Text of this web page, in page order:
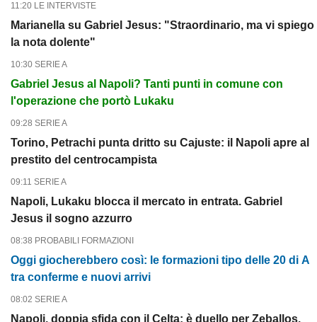
11:20 LE INTERVISTE
Marianella su Gabriel Jesus: "Straordinario, ma vi spiego
la nota dolente"
10:30 SERIE A
Gabriel Jesus al Napoli? Tanti punti in comune con
l'operazione che portò Lukaku
09:28 SERIE A
Torino, Petrachi punta dritto su Cajuste: il Napoli apre al
prestito del centrocampista
09:11 SERIE A
Napoli, Lukaku blocca il mercato in entrata. Gabriel
Jesus il sogno azzurro
08:38 PROBABILI FORMAZIONI
Oggi giocherebbero così: le formazioni tipo delle 20 di A
tra conferme e nuovi arrivi
08:02 SERIE A
Napoli, doppia sfida con il Celta: è duello per Zeballos.